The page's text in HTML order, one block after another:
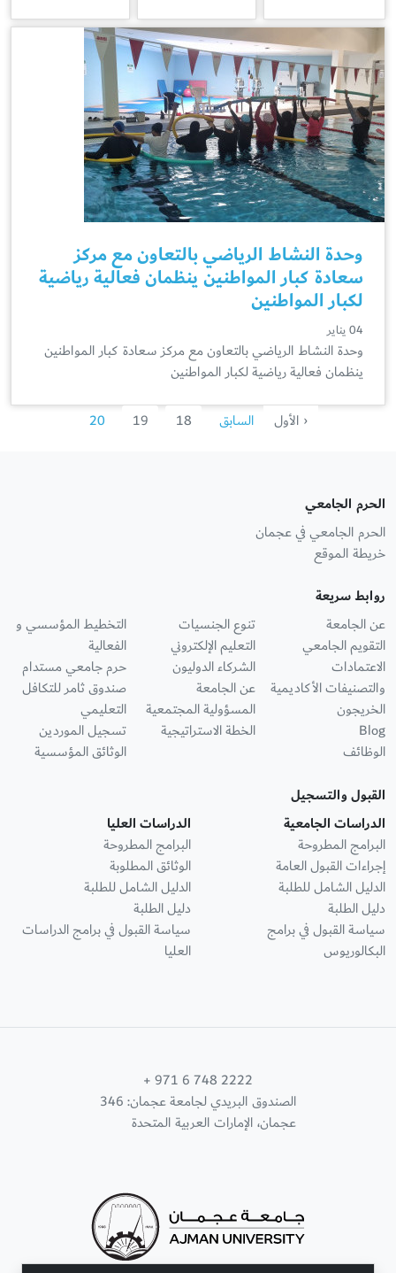
وحدة النشاط الرياضي بالتعاون مع مركز
سعادة كبار المواطنين ينظمان فعالية رياضية
لكبار المواطنين
04 يناير
وحدة النشاط الرياضي بالتعاون مع مركز سعادة كبار المواطنين
ينظمان فعالية رياضية لكبار المواطنين
‹ الأول السابق 18
19
20
الحرم الجامعي
الحرم الجامعي في عجمان
خريطة الموقع
روابط سريعة
عن الجامعة
التقويم الجامعي
الاعتمادات
والتصنيفات الأكاديمية
الخريجون
Blog
الوظائف
تنوع الجنسيات
التعليم الإلكتروني
الشركاء الدوليون
عن الجامعة
المسؤولية المجتمعية
الخطة الاستراتيجية
التخطيط المؤسسي و
الفعالية
حرم جامعي مستدام
صندوق ثامر للتكافل
التعليمي
تسجيل الموردين
الوثائق المؤسسية
القبول والتسجيل
الدراسات الجامعية
البرامج المطروحة
إجراءات القبول العامة
الدليل الشامل للطلبة
دليل الطلبة
سياسة القبول في برامج
البكالوريوس
الدراسات العليا
البرامج المطروحة
الوثائق المطلوبة
الدليل الشامل للطلبة
دليل الطلبة
سياسة القبول في برامج الدراسات
العليا
+ 971 6 748 2222
الصندوق البريدي لجامعة عجمان: 346
عجمان، الإمارات العربية المتحدة